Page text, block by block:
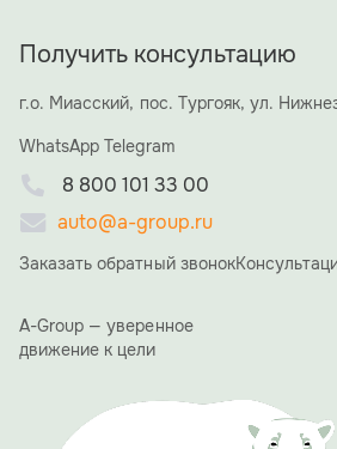
Получить консультацию
8 800 101 33 00
auto@a-group.ru
г.о. Миасский, пос. Тургояк, ул.
WhatsApp Telegram
Заказать обратный звонок
A-Group — уверенное
движение к цели